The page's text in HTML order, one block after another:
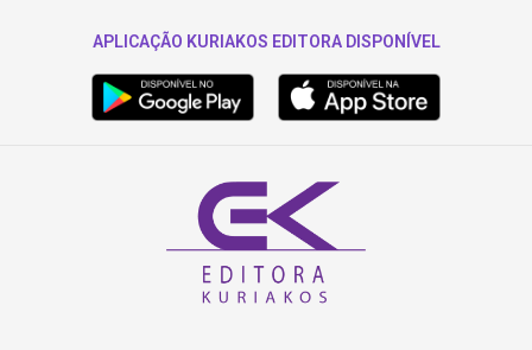
APLICAÇÃO KURIAKOS EDITORA DISPONÍVEL